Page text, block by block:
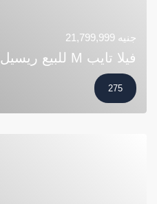
جنيه 21,799,999
فيلا تايب M للبيع ريسيل في ذا كراون بالس...
275